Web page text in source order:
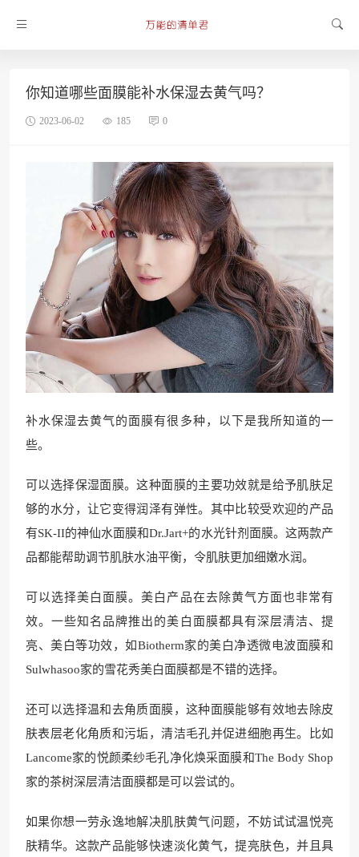
你知道哪些面膜能补水保湿去黄气吗？
2023-06-02 185 0
补水保湿去黄气的面膜有很多种，以下是我所知道的一
些。
可以选择保湿面膜。这种面膜的主要功效就是给予肌肤足
够的水分，让它变得润泽有弹性。其中比较受欢迎的产品
有SK-II的神仙水面膜和Dr.Jart+的水光针剂面膜。这两款产
品都能帮助调节肌肤水油平衡，令肌肤更加细嫩水润。
可以选择美白面膜。美白产品在去除黄气方面也非常有
效。一些知名品牌推出的美白面膜都具有深层清洁、提
亮、美白等功效，如Biotherm家的美白净透微电波面膜和
Sulwhasoo家的雪花秀美白面膜都是不错的选择。
还可以选择温和去角质面膜，这种面膜能够有效地去除皮
肤表层老化角质和污垢，清洁毛孔并促进细胞再生。比如
Lancome家的悦颜柔纱毛孔净化焕采面膜和The Body Shop
家的茶树深层清洁面膜都是可以尝试的。
如果你想一劳永逸地解决肌肤黄气问题，不妨试试温悦亮
肤精华。这款产品能够快速淡化黄气，提亮肤色，并且具